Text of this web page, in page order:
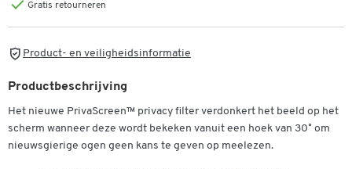
Gratis retourneren
Product- en veiligheidsinformatie
Productbeschrijving
Het nieuwe PrivaScreen™ privacy filter verdonkert het beeld op het
scherm wanneer deze wordt bekeken vanuit een hoek van 30˚ om
nieuwsgierige ogen geen kans te geven op meelezen.